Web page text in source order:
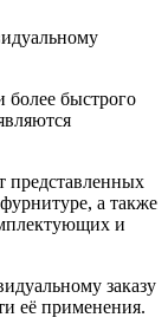
более быстрого
представленных
а также
и
заказу
её применения.